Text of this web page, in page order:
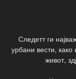
Следетт ги
урбани вести, како
живот,